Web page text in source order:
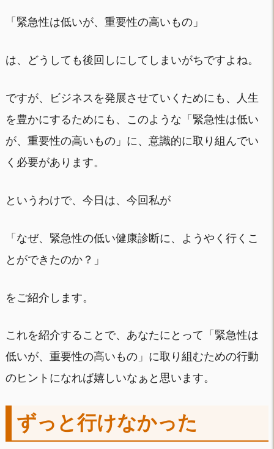
「緊急性は低いが、重要性の高いもの」
は、どうしても後回しにしてしまいがちですよね。
ですが、ビジネスを発展させていくためにも、人生
を豊かにするためにも、このような「緊急性は低い
が、重要性の高いもの」に、意識的に取り組んでい
く必要があります。
というわけで、今日は、今回私が
「なぜ、緊急性の低い健康診断に、ようやく行くこ
とができたのか？」
をご紹介します。
これを紹介することで、あなたにとって「緊急性は
低いが、重要性の高いもの」に取り組むための行動
のヒントになれば嬉しいなぁと思います。
ずっと行けなかった